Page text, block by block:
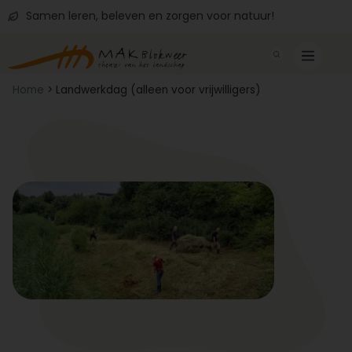
Samen leren, beleven en zorgen voor natuur!
Home > Landwerkdag (alleen voor vrijwilligers)